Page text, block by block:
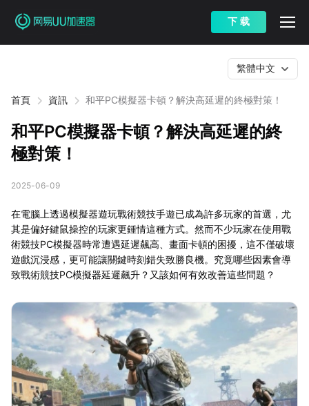
下 载
首頁 資訊 和平PC模擬器卡頓？解決高延遲的終極對策！
繁體中文
和平PC模擬器卡頓？解決高延遲的終
極對策！
2025-06-09
在電腦上透過模擬器遊玩戰術競技手遊已成為許多玩家的首選，尤
其是偏好鍵鼠操控的玩家更鍾情這種方式。然而不少玩家在使用戰
術競技PC模擬器時常遭遇延遲飆高、畫面卡頓的困擾，這不僅破壞
遊戲沉浸感，更可能讓關鍵時刻錯失致勝良機。究竟哪些因素會導
致戰術競技PC模擬器延遲飆升？又該如何有效改善這些問題？